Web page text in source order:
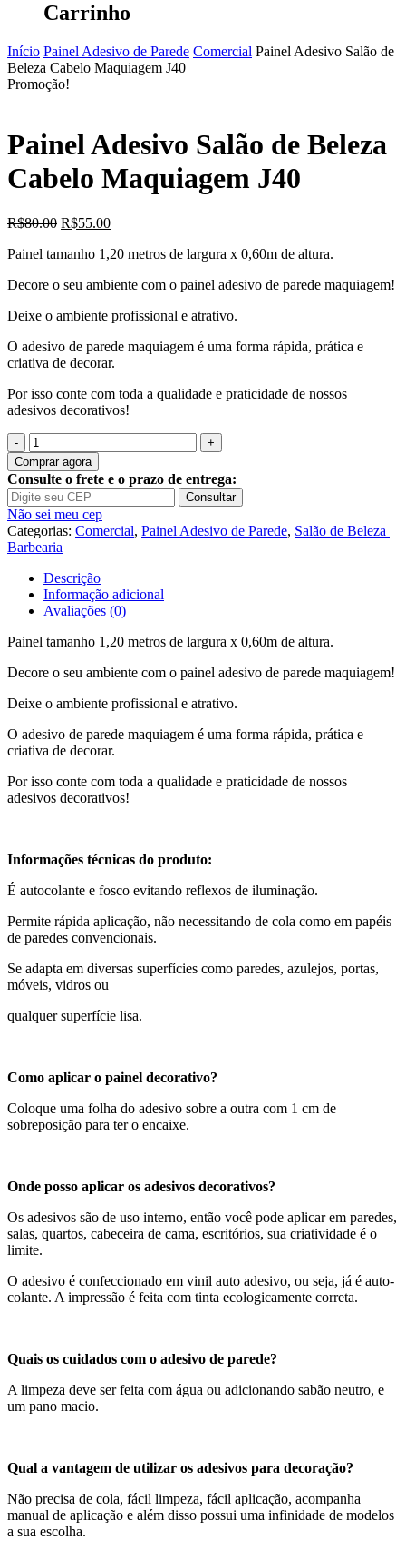
Carrinho
Início Painel Adesivo de Parede Comercial Painel Adesivo Salão de
Beleza Cabelo Maquiagem J40
Promoção!
Painel Adesivo Salão de Beleza
Cabelo Maquiagem J40
R$80.00 O
original
R$80.00.
R$55.00O
atual
R$55.00.
Painel tamanho 1,20 metros de largura x 0,60m de altura.
Decore o seu ambiente com o painel adesivo de parede maquiagem!
Deixe o ambiente profissional e atrativo.
O adesivo de parede maquiagem é uma forma rápida, prática e
criativa de decorar.
Por isso conte com toda a qualidade e praticidade de nossos
adesivos decorativos!
Quantidade
de
Painel
Adesivo
Salão
de
Beleza
Cabelo
Maquiagem
J40
Comprar agora
Consulte o frete e o prazo de entrega:
Consultar
Não sei meu cep
Categorias: Comercial, Painel Adesivo de Parede, Salão de Beleza |
Barbearia
Descrição
Informação adicional
Avaliações (0)
Painel tamanho 1,20 metros de largura x 0,60m de altura.
Decore o seu ambiente com o painel adesivo de parede maquiagem!
Deixe o ambiente profissional e atrativo.
O adesivo de parede maquiagem é uma forma rápida, prática e
criativa de decorar.
Por isso conte com toda a qualidade e praticidade de nossos
adesivos decorativos!
Informações técnicas do produto:
É autocolante e fosco evitando reflexos de iluminação.
Permite rápida aplicação, não necessitando de cola como em papéis
de paredes convencionais.
Se adapta em diversas superfícies como paredes, azulejos, portas,
móveis, vidros ou
qualquer superfície lisa.
Como aplicar o painel decorativo?
Coloque uma folha do adesivo sobre a outra com 1 cm de
sobreposição para ter o encaixe.
Onde posso aplicar os adesivos decorativos?
Os adesivos são de uso interno, então você pode aplicar em paredes,
salas, quartos, cabeceira de cama, escritórios, sua criatividade é o
limite.
O adesivo é confeccionado em vinil auto adesivo, ou seja, já é auto-
colante. A impressão é feita com tinta ecologicamente correta.
Quais os cuidados com o adesivo de parede?
A limpeza deve ser feita com água ou adicionando sabão neutro, e
um pano macio.
Qual a vantagem de utilizar os adesivos para decoração?
Não precisa de cola, fácil limpeza, fácil aplicação, acompanha
manual de aplicação e além disso possui uma infinidade de modelos
a sua escolha.